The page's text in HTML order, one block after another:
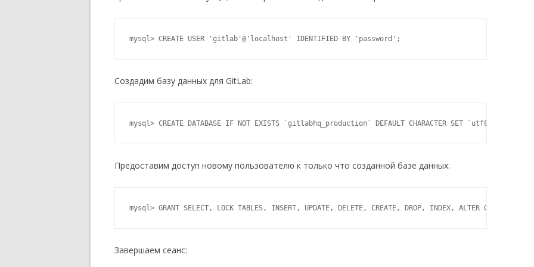
mysql> CREATE USER 'gitlab'@'localhost' IDENTIFIED BY 'password';
Создадим базу данных для GitLab:
mysql> CREATE DATABASE IF NOT EXISTS `gitlabhq_production` DEFAULT CHARACTER SET `utf8`
Предоставим доступ новому пользователю к только что созданной базе данных:
mysql> GRANT SELECT, LOCK TABLES, INSERT, UPDATE, DELETE, CREATE, DROP, INDEX, ALTER ON
Завершаем сеанс: